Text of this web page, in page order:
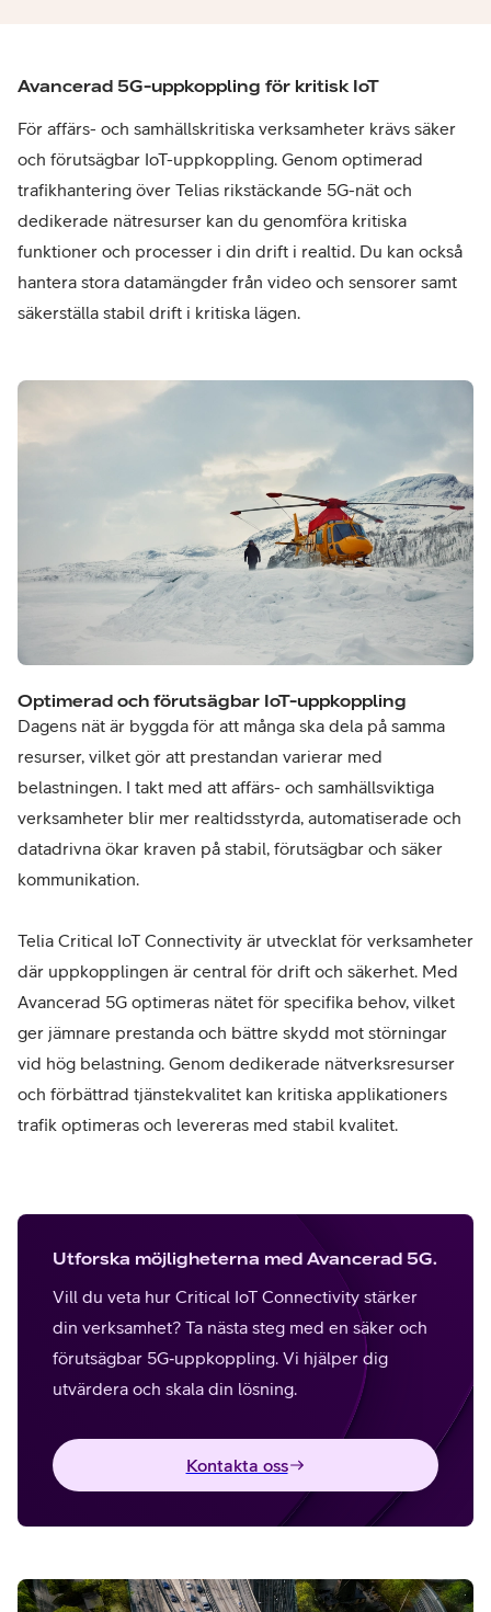
Avancerad 5G-uppkoppling för kritisk IoT​
För affärs- och samhällskritiska verksamheter krävs säker
och förutsägbar IoT-uppkoppling. Genom optimerad
trafikhantering över Telias rikstäckande 5G-nät och
dedikerade nätresurser kan du genomföra kritiska
funktioner och processer i din drift i realtid. Du kan också
hantera stora datamängder från video och sensorer samt
säkerställa stabil drift i kritiska lägen.
Optimerad och förutsägbar IoT-uppkoppling​
Dagens nät är byggda för att många ska dela på samma
resurser, vilket gör att prestandan varierar med
belastningen. I takt med att affärs- och samhällsviktiga
verksamheter blir mer realtidsstyrda, automatiserade och
datadrivna ökar kraven på stabil, förutsägbar och säker
kommunikation.
Telia Critical IoT Connectivity är utvecklat för verksamheter
där uppkopplingen är central för drift och säkerhet. Med
Avancerad 5G optimeras nätet för specifika behov, vilket
ger jämnare prestanda och bättre skydd mot störningar
vid hög belastning. Genom dedikerade nätverksresurser
och förbättrad tjänstekvalitet kan kritiska applikationers
trafik optimeras och levereras med stabil kvalitet.
Utforska möjligheterna med Avancerad 5G.​
Vill du veta hur Critical IoT Connectivity stärker
din verksamhet? Ta nästa steg med en säker och
förutsägbar 5G‑uppkoppling. Vi hjälper dig
utvärdera och skala din lösning.​
Kontakta oss